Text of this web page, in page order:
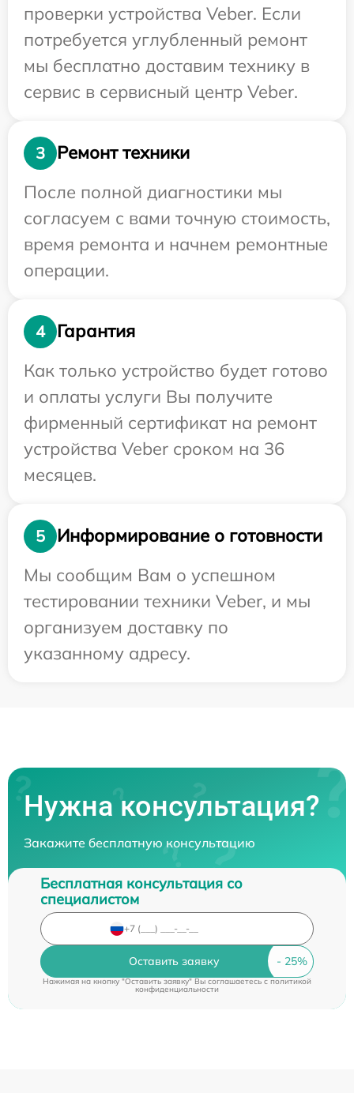
проверки устройства Veber. Если
потребуется углубленный ремонт
мы бесплатно доставим технику в
сервис в сервисный центр Veber.
3
Ремонт техники
После полной диагностики мы
согласуем с вами точную стоимость,
время ремонта и начнем ремонтные
операции.
4
Гарантия
Как только устройство будет готово
и оплаты услуги Вы получите
фирменный сертификат на ремонт
устройства Veber сроком на 36
месяцев.
5
Информирование о готовности
Мы сообщим Вам о успешном
тестировании техники Veber, и мы
организуем доставку по
указанному адресу.
Нужна консультация?
Закажите бесплатную консультацию
Бесплатная консультация со
специалистом
Оставить заявку
Нажимая на кнопку "Оставить заявку" Вы соглашаетесь cполитикой
конфиденциальности